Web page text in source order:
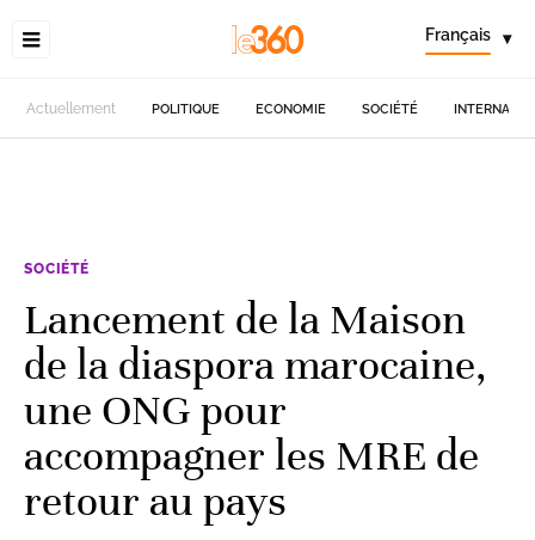
Français ▾
Actuellement POLITIQUE ECONOMIE SOCIÉTÉ
SOCIÉTÉ
Lancement de la Maison
de la diaspora marocaine,
une ONG pour
accompagner les MRE de
retour au pays